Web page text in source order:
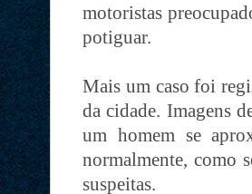
motoristas
potiguar.
Mais um caso foi
da cidade. Imagens
um homem se
normalmente, como
suspeitas.